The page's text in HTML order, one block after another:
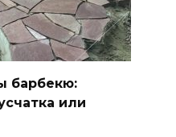
барбекю:
или